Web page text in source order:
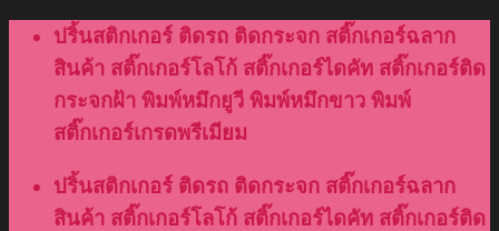
Skip
content
ปริ้นสติกเกอร์ ติดรถ ติดกระจก สติ๊กเกอร์ฉลาก
สินค้า สติ๊กเกอร์โลโก้ สติ๊กเกอร์ไดคัท สติ๊กเกอร์ติด
กระจกฝ้า พิมพ์หมึกยูวี พิมพ์หมึกขาว พิมพ์
สติ๊กเกอร์เกรดพรีเมียม
ปริ้นสติกเกอร์ ติดรถ ติดกระจก สติ๊กเกอร์ฉลาก
สินค้า สติ๊กเกอร์โลโก้ สติ๊กเกอร์ไดคัท สติ๊กเกอร์ติด